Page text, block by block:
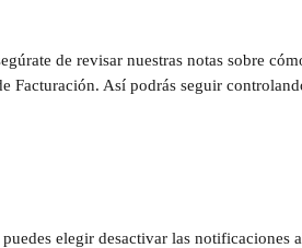
de revisar nuestras notas sobre
Facturación. Así podrás seguir
elegir desactivar las notificaciones